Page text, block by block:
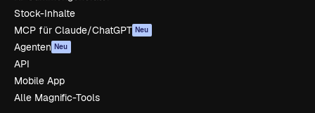
Stock-Inhalte
MCP für Claude/ChatGPT Neu
Agenten Neu
API
Mobile App
Alle Magnific-Tools